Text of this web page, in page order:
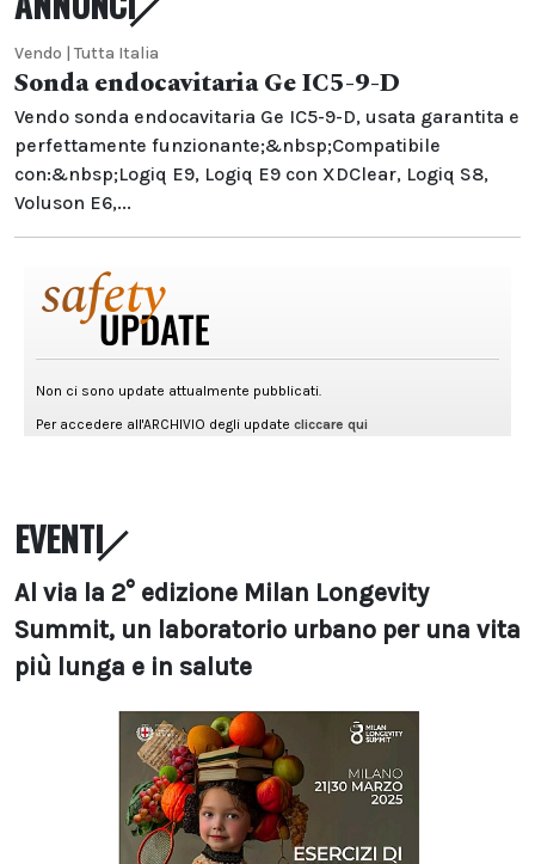
Vendo | Tutta Italia
Sonda endocavitaria Ge IC5-9-D
Vendo sonda endocavitaria Ge IC5-9-D, usata garantita e
perfettamente funzionante;&nbsp;Compatibile
con:&nbsp;Logiq E9, Logiq E9 con XDClear, Logiq S8,
Voluson E6,...
EVENTI
Al via la 2° edizione Milan Longevity
Summit, un laboratorio urbano per una vita
più lunga e in salute